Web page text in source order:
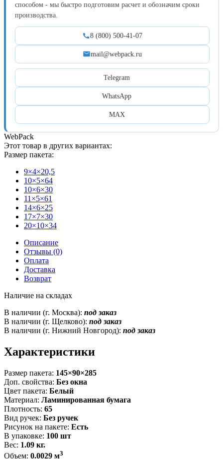
способом - мы быстро подготовим расчет и обозначим сроки
производства.
8 (800) 500-41-07
mail@webpack.ru
Telegram
WhatsApp
MAX
WebPack
Этот товар в других вариантах:
Размер пакета:
9×4×20,5
10×5×64
10×6×30
11×5×61
14×6×25
17×7×30
20×10×34
Описание
Отзывы (0)
Оплата
Доставка
Возврат
Наличие на складах
В наличии (г. Москва): под заказ
В наличии (г. Щелково): под заказ
В наличии (г. Нижний Новгород): под заказ
Характеристики
Размер пакета: 145×90×285
Доп. свойства: Без окна
Цвет пакета: Белый
Материал: Ламинированная бумага
Плотность: 65
Вид ручек: Без ручек
Рисунок на пакете: Есть
В упаковке: 100 шт
Вес: 1.09 кг.
Объем: 0.0029 м3